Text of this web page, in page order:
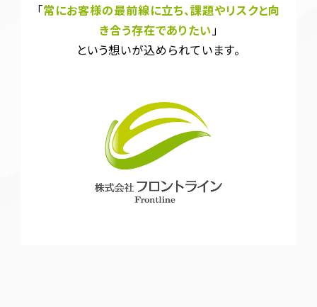
「常にお客様の最前線に立ち、課題やリスクと向
き合う存在でありたい」
という想いが込められています。